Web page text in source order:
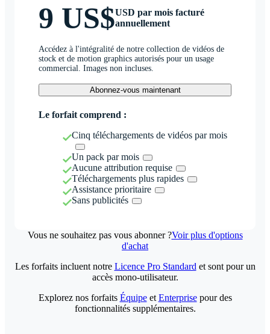
9 US$USD par mois facturé
annuellement
Accédez à l'intégralité de notre collection de vidéos de
stock et de motion graphics autorisés pour un usage
commercial. Images non incluses.
Abonnez-vous maintenant
Le forfait comprend :
Cinq téléchargements de vidéos par mois
Un pack par mois
Aucune attribution requise
Téléchargements plus rapides
Assistance prioritaire
Sans publicités
Vous ne souhaitez pas vous abonner ?Voir plus d'options
d'achat
Les forfaits incluent notre Licence Pro Standard et sont pour un
accès mono-utilisateur.
Explorez nos forfaits Équipeet Enterprisepour des
fonctionnalités supplémentaires.